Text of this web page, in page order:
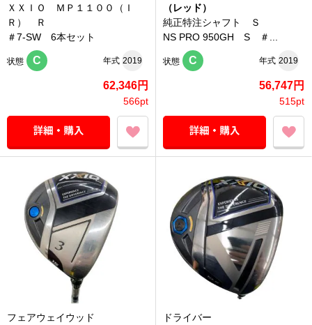
ＸＸＩＯ ＭＰ１１００（Ｉ
Ｒ） Ｒ
＃7-SW 6本セット
状態 C 年式 2019
62,346円
566pt
（レッド）
純正特注シャフト Ｓ
NS PRO 950GH S ＃...
状態 C 年式 2019
56,747円
515pt
フェアウェイウッド
ドライバー